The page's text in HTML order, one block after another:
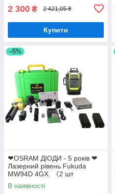
2 300 ₴ 2 421,05 ₴
Купити
–5%
❤OSRAM ДІОДИ - 5 років ❤
Лазерний рівень Fukuda
MW94D 4GX. 《2 шт
акумулятора 4000мАч》
《бірюзовий промінь》
В наявності